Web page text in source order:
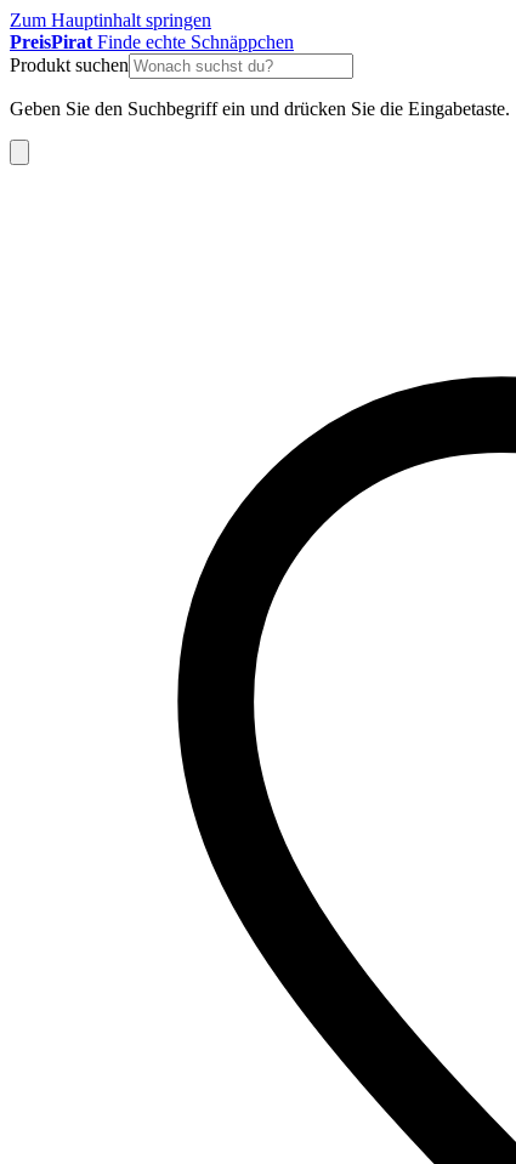
Zum Hauptinhalt springen
PreisPirat Finde echte Schnäppchen
Produkt suchen
Geben Sie den Suchbegriff ein und drücken Sie die Eingabetaste.